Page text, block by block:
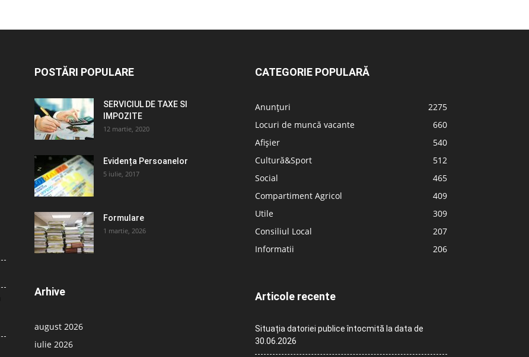
POSTĂRI POPULARE
SERVICIUL DE TAXE SI
IMPOZITE
12 martie, 2020
Evidența Persoanelor
5 iulie, 2017
Formulare
1 martie, 2026
Arhive
august 2026
iulie 2026
CATEGORIE POPULARĂ
Anunțuri
2275
Locuri de muncă vacante
660
Afișier
540
Cultură&Sport
512
Social
465
Compartiment Agricol
409
Utile
309
Consiliul Local
207
Informatii
206
Articole recente
Situația datoriei publice întocmită la data de
30.06.2026